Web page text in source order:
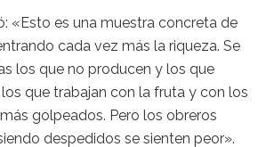
«Esto es una muestra concreta de
cada vez más la riqueza. Se
los que no producen y los que
que trabajan con la fruta y con los
golpeados. Pero los obreros
despedidos se sienten peor».